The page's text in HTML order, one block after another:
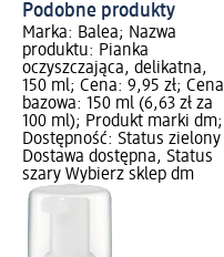
Podobne produkty
Marka: Balea; Nazwa
produktu: Pianka
oczyszczająca, delikatna,
150 ml; Cena: 9,95 zł; Cena
bazowa: 150 ml (6,63 zł za
100 ml); Produkt marki dm;
Dostępność: Status zielony
Dostawa dostępna, Status
szary Wybierz sklep dm